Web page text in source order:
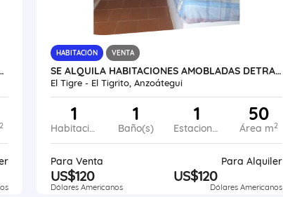
VE45-253PGUN-JHER
2
HABITACIÓN VENTA
SE ALQUILA HABITACIONES AMOBLADAS DETRAS UNIMALL VE45-247ET-NGAR
El Tigre - El Tigrito, Anzoátegui
1
Habitaciones
1
Baño(s)
1
Estacionamiento
50
Área m2
Para Venta
US$120
Dólares Americanos
Para Alquiler
US$120
Dólares Americanos